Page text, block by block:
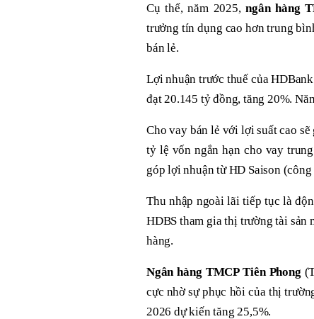
Cụ thể, năm 2025,ngân hàng
trưởng tín dụng cao hơn trung
bán lẻ.
Lợi nhuận trước thuế của
đạt 20.145 tỷ đồng, tăng 20%.
Cho vay bán lẻ với lợi suất cao
tỷ lệ vốn ngắn hạn cho vay
góp lợi nhuận từ HD Saison
Thu nhập ngoài lãi tiếp tục là
HDBS tham gia thị trường tài sản
hàng.
Ngân hàng TMCP Tiên Phong
cực nhờ sự phục hồi của thị
2026 dự kiến tăng 25,5%.